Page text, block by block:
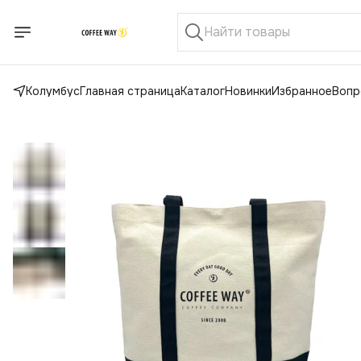
КолумбусГлавная страницаКаталогНовинкиИзбранное